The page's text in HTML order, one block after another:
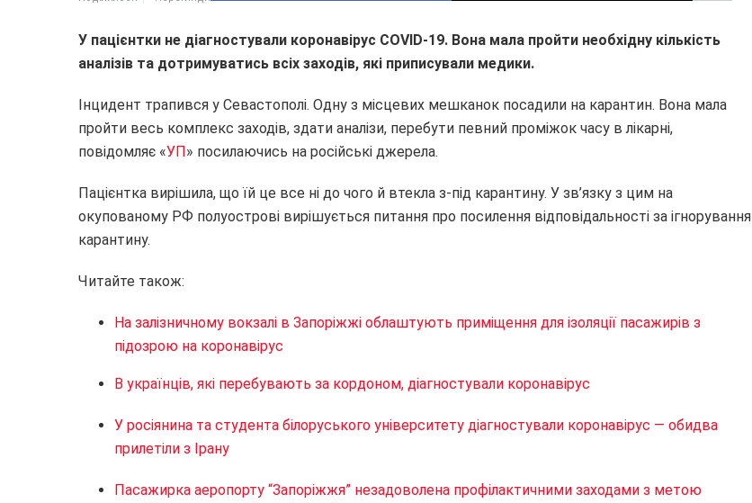
У пацієнтки не діагностували коронавірус COVID-19. Вона мала пройти необхідну кількість
аналізів та дотримуватись всіх заходів, які приписували медики.
Інцидент трапився у Севастополі. Одну з місцевих мешканок посадили на карантин. Вона мала
пройти весь комплекс заходів, здати аналізи, перебути певний проміжок часу в лікарні,
повідомляє «УП» посилаючись на російські джерела.
Пацієнтка вирішила, що їй це все ні до чого й втекла з-під карантину. У зв’язку з цим на
окупованому РФ полуострові вирішується питання про посилення відповідальності за ігнорування
карантину.
Читайте також:
На залізничному вокзалі в Запоріжжі облаштують приміщення для ізоляції пасажирів з
підозрою на коронавірус
В українців, які перебувають за кордоном, діагностували коронавірус
У росіянина та студента білоруського університету діагностували коронавірус — обидва
прилетіли з Ірану
Пасажирка аеропорту “Запоріжжя” незадоволена профілактичними заходами з метою